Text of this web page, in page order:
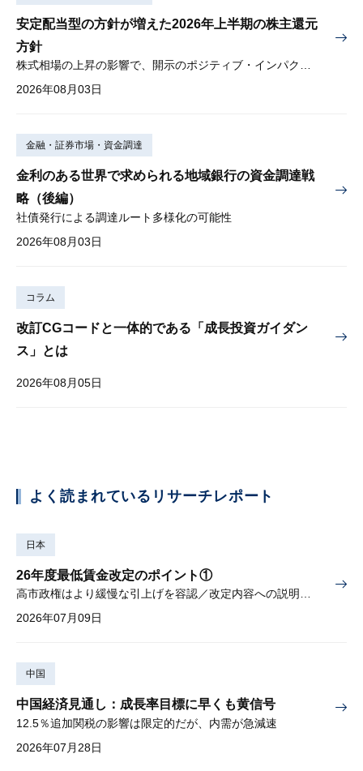
安定配当型の方針が増えた2026年上半期の株主還元
方針
株式相場の上昇の影響で、開示のポジティブ・インパクトは低下
2026年08月03日
金融・証券市場・資金調達
金利のある世界で求められる地域銀行の資金調達戦
略（後編）
社債発行による調達ルート多様化の可能性
2026年08月03日
コラム
改訂CGコードと一体的である「成長投資ガイダン
ス」とは
2026年08月05日
よく読まれているリサーチレポート
日本
26年度最低賃金改定のポイント①
高市政権はより緩慢な引上げを容認／改定内容への説明責任が焦点
2026年07月09日
中国
中国経済見通し：成長率目標に早くも黄信号
12.5％追加関税の影響は限定的だが、内需が急減速
2026年07月28日